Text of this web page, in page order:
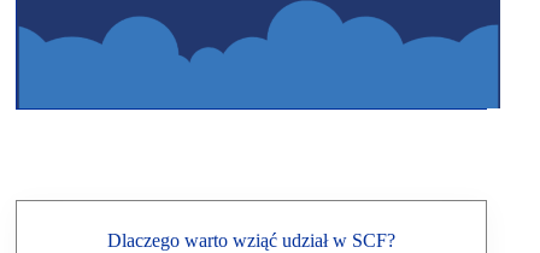
Dlaczego warto wziąć udział w SCF?